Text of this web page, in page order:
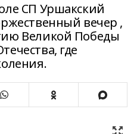
СП Уршакский
вечер ,
Великой Победы
где